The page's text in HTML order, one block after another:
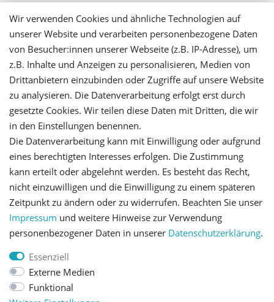
Mein Konto
Login
Registrieren
Versandinformationen
Let's stay connected
Impressum Daten­schutz­erklärung AGB
Barrierefreiheitserklärung
Wir verwenden Cookies und ähnliche Technologien auf
unserer Website und verarbeiten personenbezogene Daten
von Besucher:innen unserer Webseite (z.B. IP-Adresse), um
z.B. Inhalte und Anzeigen zu personalisieren, Medien von
Drittanbietern einzubinden oder Zugriffe auf unsere Website
zu analysieren. Die Datenverarbeitung erfolgt erst durch
gesetzte Cookies. Wir teilen diese Daten mit Dritten, die wir
in den Einstellungen benennen.
Die Datenverarbeitung kann mit Einwilligung oder aufgrund
eines berechtigten Interesses erfolgen. Die Zustimmung
kann erteilt oder abgelehnt werden. Es besteht das Recht,
nicht einzuwilligen und die Einwilligung zu einem späteren
Zeitpunkt zu ändern oder zu widerrufen. Beachten Sie unser
Impressum und weitere Hinweise zur Verwendung
personenbezogener Daten in unserer Daten­schutz­erklärung.
Essenziell
Externe Medien
Funktional